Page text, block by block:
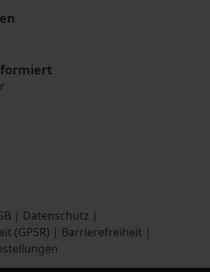
| Datenschutz |
(GPSR) | Barrierefreiheit |